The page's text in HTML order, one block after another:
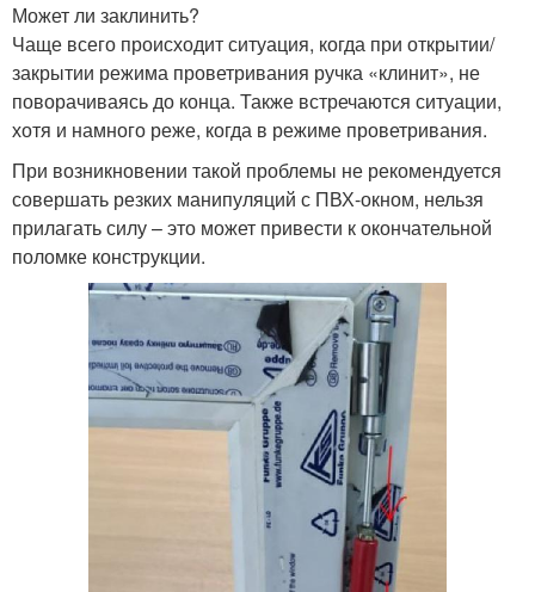
Может ли заклинить?
Чаще всего происходит ситуация, когда при открытии/
закрытии режима проветривания ручка «клинит», не
поворачиваясь до конца. Также встречаются ситуации,
хотя и намного реже, когда в режиме проветривания.
При возникновении такой проблемы не рекомендуется
совершать резких манипуляций с ПВХ-окном, нельзя
прилагать силу – это может привести к окончательной
поломке конструкции.